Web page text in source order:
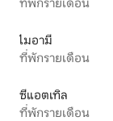
ที่พักรายเดือน
ไมอามี
ที่พักรายเดือน
ซีแอตเทิล
ที่พักรายเดือน